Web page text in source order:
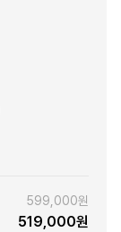
599,000원
519,000원